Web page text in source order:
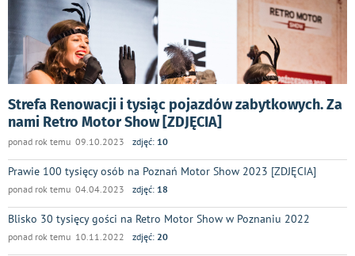
Strefa Renowacji i tysiąc pojazdów zabytkowych. Za
nami Retro Motor Show [ZDJĘCIA]
ponad rok temu 09.10.2023 zdjęć: 10
Prawie 100 tysięcy osób na Poznań Motor Show 2023 [ZDJĘCIA]
ponad rok temu 04.04.2023 zdjęć: 18
Blisko 30 tysięcy gości na Retro Motor Show w Poznaniu 2022
ponad rok temu 10.11.2022 zdjęć: 20